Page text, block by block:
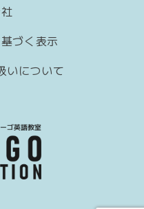
づく表示
いについて